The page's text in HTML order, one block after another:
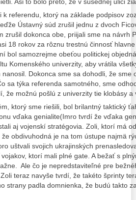
k referendu, ktorý na základe podpisov
Ústavný súd zrušil jednu z dvoch
zrušil dokonca obe, priijali sme na návrh
18 rokov za rôznu trestnú činnosť
bol samozrejme obeťou politickej
Komenského univerzity, aby vrátila
Dokonca sme sa dohodli, že
sa týka referenda samotného, sme
že možnú pošlú z univerzity tie klobásy
ktorý sme riešili, bol brilantný taktický
vďaka genialite(Imro tvrdí že vďaka
aj vojenskí stratégovia. Zoli, ktorí má
obdivuhodná je na tom ústupe najmä
uštvali svojich ukrajinských
ktorí mali plné gate. A bežať s
Ale čo je nepredstaviteľné pre
teraz navyše tvrdí, že takéto šprinty
strany padla domnienka, že budú takto